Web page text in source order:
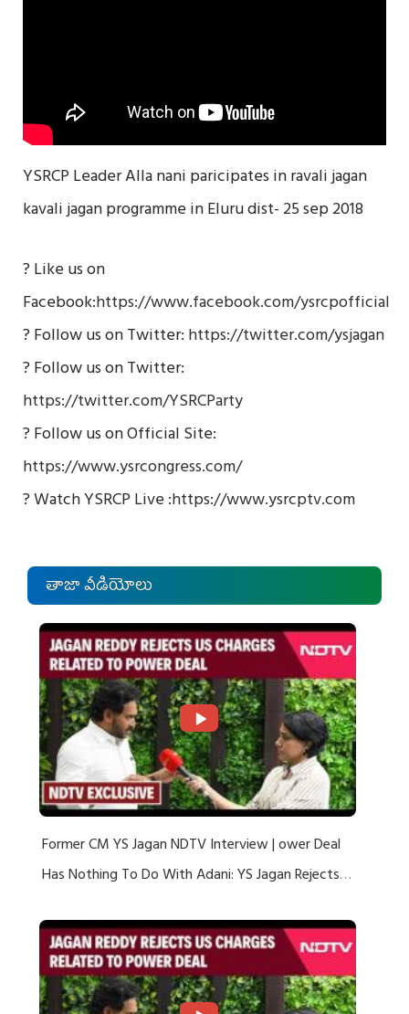
YSRCP Leader Alla nani paricipates in ravali jagan
kavali jagan programme in Eluru dist- 25 sep 2018
? Like us on
Facebook:https://www.facebook.com/ysrcpofficial
? Follow us on Twitter:https://twitter.com/ysjagan
? Follow us on Twitter:
https://twitter.com/YSRCParty
? Follow us on Official Site:
https://www.ysrcongress.com/
? Watch YSRCP Live :https://www.ysrcptv.com
తాజా వీడియోలు
Former CM YS Jagan NDTV Interview | ower Deal
Has Nothing To Do With Adani: YS Jagan Rejects